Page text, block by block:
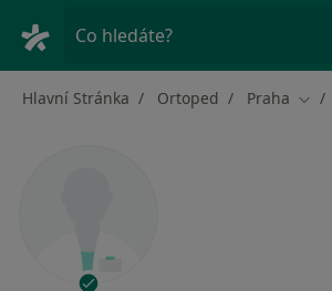
Co hledáte?
Hlavní Stránka Ortoped Praha